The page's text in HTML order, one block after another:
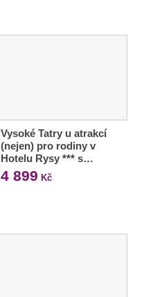
Vysoké Tatry u atrakcí
(nejen) pro rodiny v
Hotelu Rysy *** s…
4 899 Kč